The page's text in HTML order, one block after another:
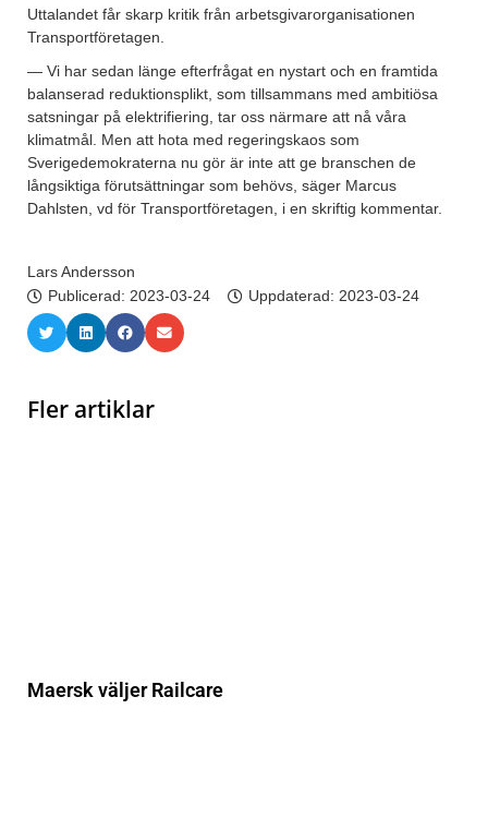
Uttalandet får skarp kritik från arbetsgivarorganisationen
Transportföretagen.
— Vi har sedan länge efterfrågat en nystart och en framtida
balanserad reduktionsplikt, som tillsammans med ambitiösa
satsningar på elektrifiering, tar oss närmare att nå våra
klimatmål. Men att hota med regeringskaos som
Sverigedemokraterna nu gör är inte att ge branschen de
långsiktiga förutsättningar som behövs, säger Marcus
Dahlsten, vd för Transportföretagen, i en skriftig kommentar.
Lars Andersson
Publicerad: 2023-03-24 Uppdaterad: 2023-03-24
Fler artiklar
Maersk väljer Railcare